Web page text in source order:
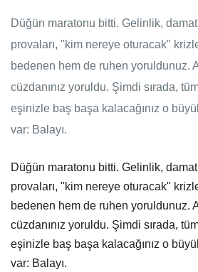
Düğün maratonu bitti. Gelinlik,
provaları, "kim nereye oturacak"
bedenen hem de ruhen yoruldunuz.
cüzdanınız yoruldu. Şimdi sırada,
eşinizle baş başa kalacağınız o
var: Balayı.
Düğün maratonu bitti. Gelinlik,
provaları, "kim nereye oturacak"
bedenen hem de ruhen yoruldunuz.
cüzdanınız yoruldu. Şimdi sırada,
eşinizle baş başa kalacağınız o
var: Balayı.